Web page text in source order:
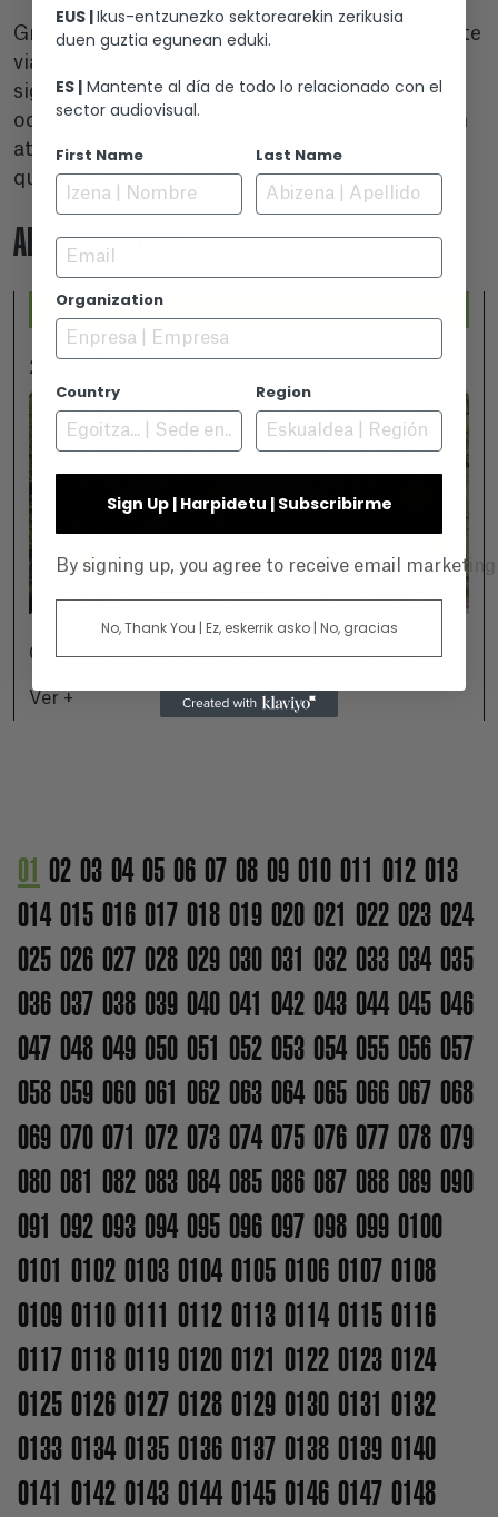
Gracias por acompañarnos en este emocionante
viaje. Juntos, podemos hacer una diferencia
significativa en la protección de nuestros
océanos y la biodiversidad que albergan. ¡Estén
atentos a las próximas iniciativas y proyectos
que surgirán de esta poderosa alianza!
ADICIONALMENTE
2026-07-25
GAMBOA ZINEMALDIA EN VITORIA-GASTEIZ
Ver +
01 02 03 04 05 06 07 08 09 010 011 012 013
014 015 016 017 018 019 020 021 022 023 024
025 026 027 028 029 030 031 032 033 034 035
036 037 038 039 040 041 042 043 044 045 046
047 048 049 050 051 052 053 054 055 056 057
058 059 060 061 062 063 064 065 066 067 068
069 070 071 072 073 074 075 076 077 078 079
080 081 082 083 084 085 086 087 088 089 090
091 092 093 094 095 096 097 098 099 0100
0101 0102 0103 0104 0105 0106 0107 0108
0109 0110 0111 0112 0113 0114 0115 0116
0117 0118 0119 0120 0121 0122 0123 0124
0125 0126 0127 0128 0129 0130 0131 0132
0133 0134 0135 0136 0137 0138 0139 0140
0141 0142 0143 0144 0145 0146 0147 0148
EUS |Ikus-entzunezko sektorearekin zerikusia
duen guztia egunean eduki.
ES | Mantente al día de todo lo relacionado con el
sector audiovisual.
First Name Last Name
Email
Organization
Country Region
Sign Up | Harpidetu | Subscribirme
By signing up, you agree to receive email
No, Thank You | Ez, eskerrik asko | No, gracias